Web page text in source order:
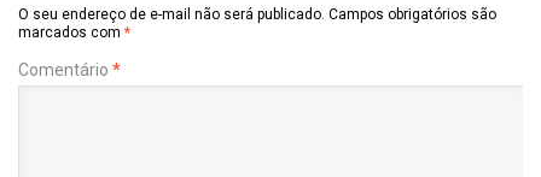
O seu endereço de e-mail não será publicado. Campos obrigatórios são
marcados com *
Comentário *